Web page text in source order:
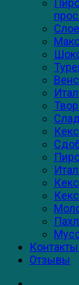
Контакты
Отзывы